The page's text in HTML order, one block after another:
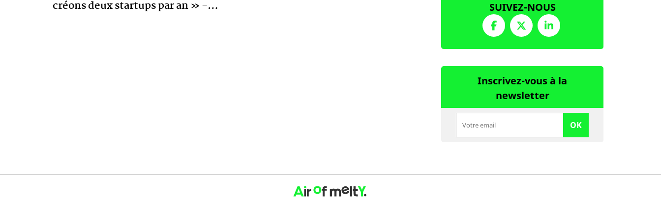
créons deux startups par an » -… SUIVEZ-NOUS
Inscrivez-vous à la
newsletter
OK